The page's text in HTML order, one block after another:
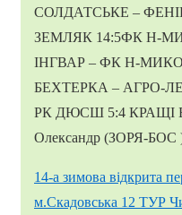
СОЛДАТСЬКЕ –
ЗЕМЛЯК 14:5ФК Н-
ІНГВАР – ФК Н-
БЕХТЕРКА – АГРО-
РК ДЮСШ 5:4 КРАЩІ
Олександр (ЗОРЯ-
14-а зимова відкрита
м.Скадовська 12 ТУР